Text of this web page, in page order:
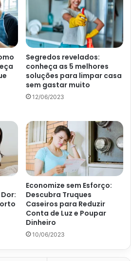
irrigação
as necessidades fisiológicas
a quantidade adequada de
Assim, mantenha as pimentas
algumas horas durante o
meia-sombra é essencial que o
Quanto à irrigação, o site
o excesso leva ao
Assim, conduza a rega de modo
porém, sem encharques.
Segredos revelados:
conheça as 5 melhores
soluções para limpar casa
sem gastar muito
12/06/2023
Economize sem Esforço:
Descubra Truques
Caseiros para Reduzir
Conta de Luz e Poupar
Dinheiro
10/06/2023